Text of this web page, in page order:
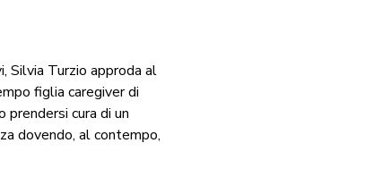
Silvia Turzio approda al
figlia caregiver di
cura di un
dovendo, al contempo,